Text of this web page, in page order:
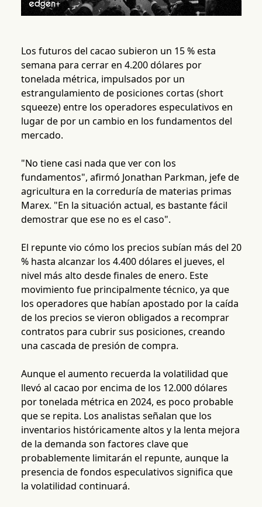
Los futuros del cacao subieron un 15 % esta
semana para cerrar en 4.200 dólares por
tonelada métrica, impulsados por un
estrangulamiento de posiciones cortas (short
squeeze) entre los operadores especulativos en
lugar de por un cambio en los fundamentos del
mercado.
"No tiene casi nada que ver con los
fundamentos", afirmó Jonathan Parkman, jefe de
agricultura en la correduría de materias primas
Marex. "En la situación actual, es bastante fácil
demostrar que ese no es el caso".
El repunte vio cómo los precios subían más del 20
% hasta alcanzar los 4.400 dólares el jueves, el
nivel más alto desde finales de enero. Este
movimiento fue principalmente técnico, ya que
los operadores que habían apostado por la caída
de los precios se vieron obligados a recomprar
contratos para cubrir sus posiciones, creando
una cascada de presión de compra.
Aunque el aumento recuerda la volatilidad que
llevó al cacao por encima de los 12.000 dólares
por tonelada métrica en 2024, es poco probable
que se repita. Los analistas señalan que los
inventarios históricamente altos y la lenta mejora
de la demanda son factores clave que
probablemente limitarán el repunte, aunque la
presencia de fondos especulativos significa que
la volatilidad continuará.